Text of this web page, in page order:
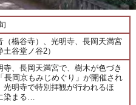
楊谷寺）、光明寺、長岡天満宮
谷堂ノ谷2）
、長岡天満宮で、樹木が色づき
長岡京もみじめぐり」が開催され
光明寺で特別拝観が行われるほ
染まる…